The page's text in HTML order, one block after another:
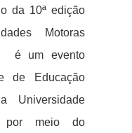
da 10ª edição
Motoras
é um evento
de Educação
Universidade
por meio do